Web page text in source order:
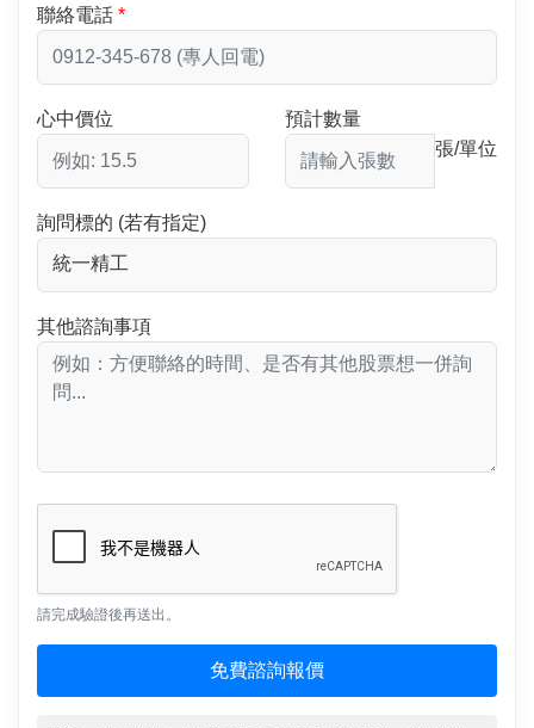
聯絡電話
心中價位
預計數量
張/單位
詢問標的 (若有指定)
其他諮詢事項
請完成驗證後再送出。
免費諮詢報價